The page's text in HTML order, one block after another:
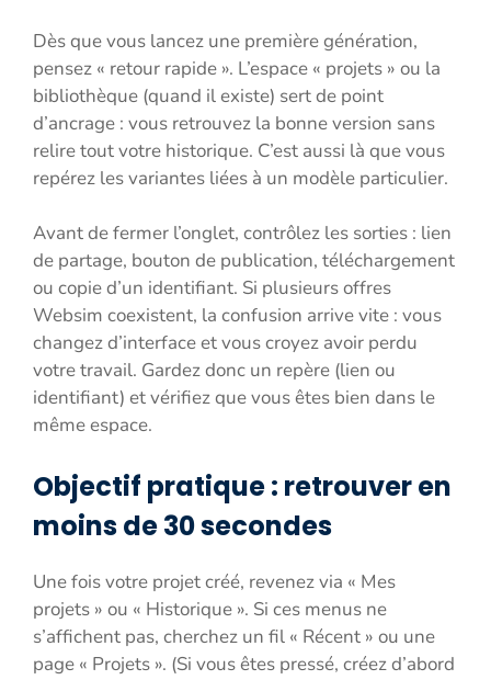
Dès que vous lancez une première génération,
pensez « retour rapide ». L’espace « projets » ou la
bibliothèque (quand il existe) sert de point
d’ancrage : vous retrouvez la bonne version sans
relire tout votre historique. C’est aussi là que vous
repérez les variantes liées à un modèle particulier.
Avant de fermer l’onglet, contrôlez les sorties : lien
de partage, bouton de publication, téléchargement
ou copie d’un identifiant. Si plusieurs offres
Websim coexistent, la confusion arrive vite : vous
changez d’interface et vous croyez avoir perdu
votre travail. Gardez donc un repère (lien ou
identifiant) et vérifiez que vous êtes bien dans le
même espace.
Objectif pratique : retrouver en
moins de 30 secondes
Une fois votre projet créé, revenez via « Mes
projets » ou « Historique ». Si ces menus ne
s’affichent pas, cherchez un fil « Récent » ou une
page « Projets ». (Si vous êtes pressé, créez d’abord